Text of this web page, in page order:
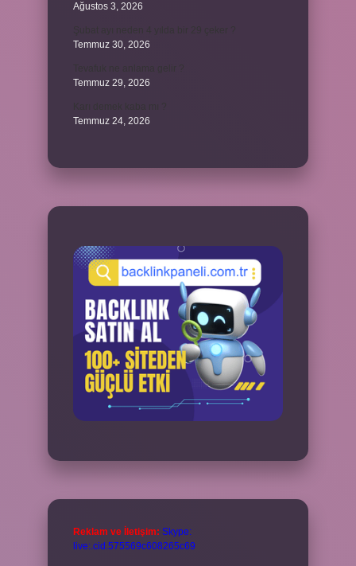
Ağustos 3, 2026
Temmuz 30, 2026
Temmuz 29, 2026
Temmuz 24, 2026
Reklam ve İletişim: Skype:
live:.cid.575569c608265c69